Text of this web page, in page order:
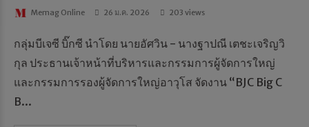
Memag Online 26 ม.ค. 2026 203 views
กลุ่มบีเจซี บิ๊กซี นำโดย นายอัศวิน - นางฐาปณี เตชะเจริญวิ
กุล ประธานเจ้าหน้าที่บริหารและกรรมการผู้จัดการใหญ่
และกรรมการรองผู้จัดการใหญ่อาวุโส จัดงาน “BJC Big C
B...